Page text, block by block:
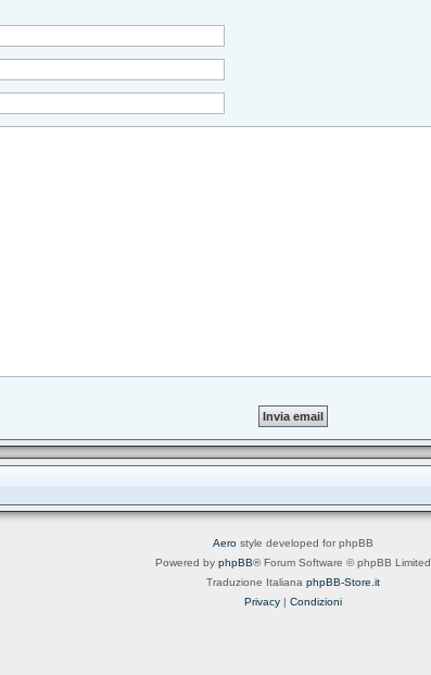
Aero style developed for phpBB
Powered by phpBB® Forum Software © phpBB Limited
Traduzione Italiana phpBB-Store.it
Privacy | Condizioni